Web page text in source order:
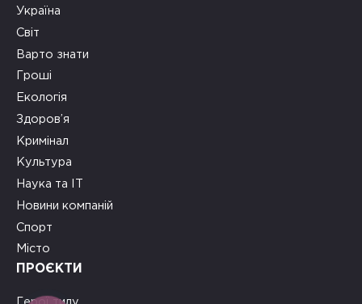
Україна
Світ
Варто знати
Гроші
Екологія
Здоров’я
Кримінал
Культура
Наука та ІТ
Новини компаній
Спорт
Місто
ПРОЄКТИ